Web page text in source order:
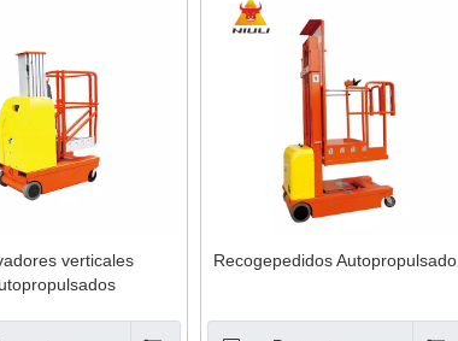
verticales
Recogepedidos Autopropulsado